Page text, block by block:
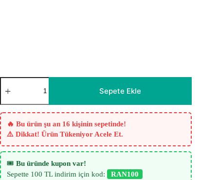
Otto
Sütlükahve
Fon
Perde
İnce
Dokulu
adet
Sepete Ekle
🔥 Bu ürün şu an 16 kişinin sepetinde!
⚠️ Dikkat! Ürün Tükeniyor Acele Et.
🎟️ Bu üründe kupon var!
Sepette 100 TL indirim için kod:
RAN100